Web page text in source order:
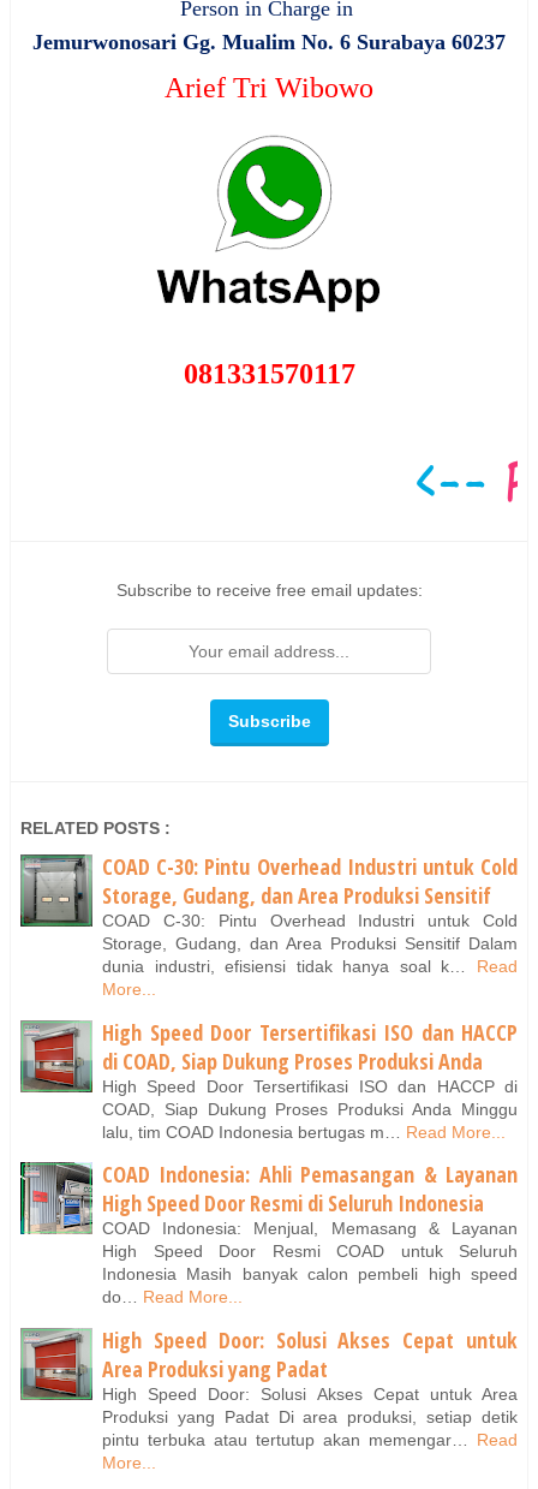
Person in Charge in
Jemurwonosari Gg. Mualim No. 6 Surabaya 60237
Arief Tri Wibowo
081331570117
Subscribe to receive free email updates:
RELATED POSTS :
COAD C-30: Pintu Overhead Industri untuk Cold
Storage, Gudang, dan Area Produksi Sensitif
COAD C-30: Pintu Overhead Industri untuk Cold
Storage, Gudang, dan Area Produksi Sensitif Dalam
dunia industri, efisiensi tidak hanya soal k…
Read
More...
High Speed Door Tersertifikasi ISO dan HACCP
di COAD, Siap Dukung Proses Produksi Anda
High Speed Door Tersertifikasi ISO dan HACCP di
COAD, Siap Dukung Proses Produksi Anda Minggu
lalu, tim COAD Indonesia bertugas m…
Read More...
COAD Indonesia: Ahli Pemasangan & Layanan
High Speed Door Resmi di Seluruh Indonesia
COAD Indonesia: Menjual, Memasang & Layanan
High Speed Door Resmi COAD untuk Seluruh
Indonesia Masih banyak calon pembeli high speed
do… Read More...
High Speed Door: Solusi Akses Cepat untuk
Area Produksi yang Padat
High Speed Door: Solusi Akses Cepat untuk Area
Produksi yang Padat Di area produksi, setiap detik
pintu terbuka atau tertutup akan memengar…
Read
More...